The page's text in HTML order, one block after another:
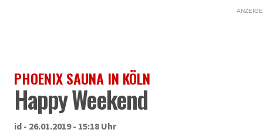
ANZEIGE
PHOENIX SAUNA IN KÖLN
Happy Weekend
id - 26.01.2019 - 15:18 Uhr